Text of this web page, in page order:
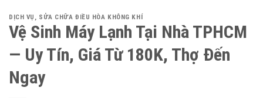
DỊCH VỤ , SỬA CHỮA ĐIỀU HÒA KHÔNG KHÍ
Vệ Sinh Máy Lạnh Tại Nhà TPHCM
— Uy Tín, Giá Từ 180K, Thợ Đến
Ngay